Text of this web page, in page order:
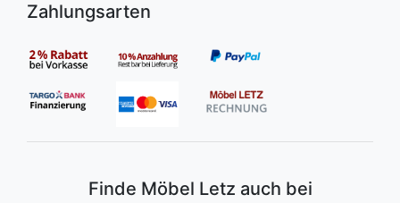
Zahlungsarten
Finde Möbel Letz auch bei